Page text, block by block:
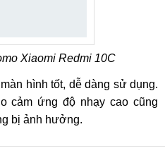
Xiaomi Redmi 10C
hình tốt, dễ dàng sử dụng.
cảm ứng độ nhạy cao cũng
bị ảnh hưởng.